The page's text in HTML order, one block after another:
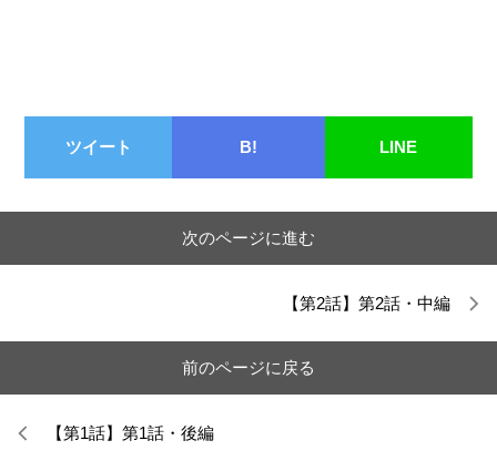
ツイート B! LINE
次のページに進む
【第2話】第2話・中編
前のページに戻る
【第1話】第1話・後編